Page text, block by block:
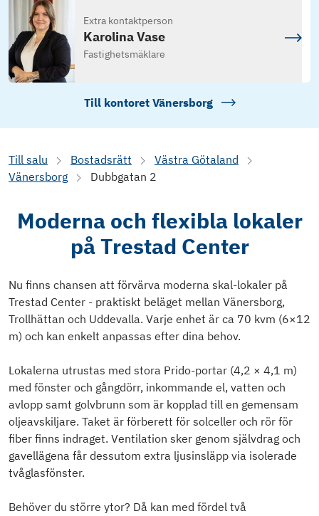
Extra kontaktperson
Karolina Vase
Fastighetsmäklare
Till kontoret Vänersborg
Till salu Bostadsrätt
Västra Götaland
Vänersborg
Dubbgatan 2
Moderna och flexibla lokaler
på Trestad Center
Nu finns chansen att förvärva moderna skal-lokaler på
Trestad Center - praktiskt beläget mellan Vänersborg,
Trollhättan och Uddevalla. Varje enhet är ca 70 kvm (6×12
m) och kan enkelt anpassas efter dina behov.
Lokalerna utrustas med stora Prido-portar (4,2 × 4,1 m)
med fönster och gångdörr, inkommande el, vatten och
avlopp samt golvbrunn som är kopplad till en gemensam
oljeavskiljare. Taket är förberett för solceller och rör för
fiber finns indraget. Ventilation sker genom självdrag och
gavellägena får dessutom extra ljusinsläpp via isolerade
tvåglasfönster.
Behöver du större ytor? Då kan med fördel två